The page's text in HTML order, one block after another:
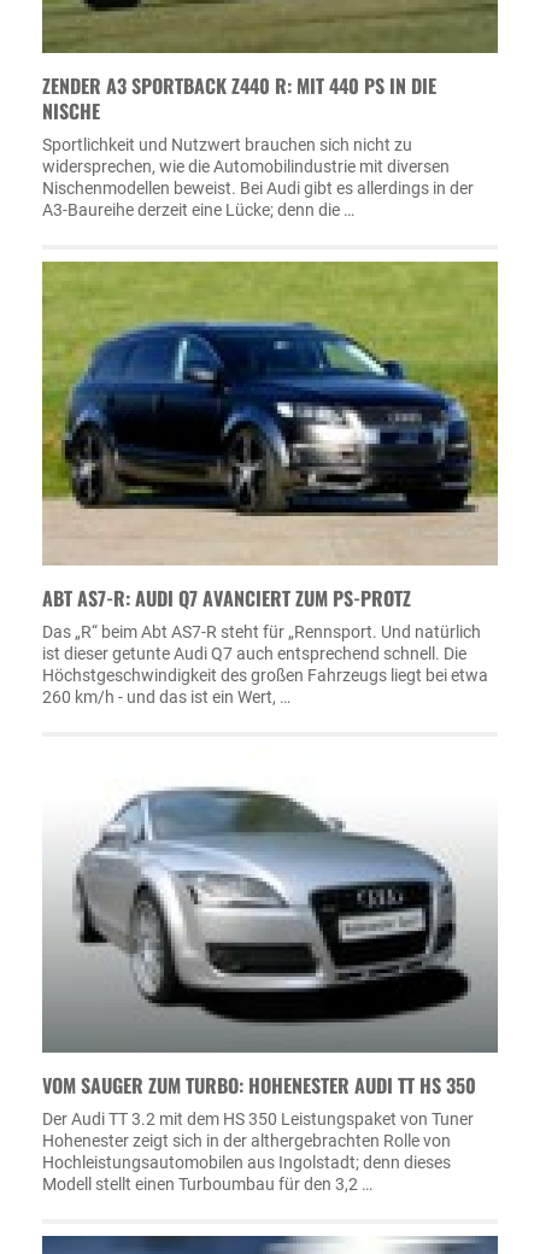
ZENDER A3 SPORTBACK Z440 R: MIT 440 PS IN DIE
NISCHE
Sportlichkeit und Nutzwert brauchen sich nicht zu
widersprechen, wie die Automobilindustrie mit diversen
Nischenmodellen beweist. Bei Audi gibt es allerdings in der
A3-Baureihe derzeit eine Lücke; denn die …
ABT AS7-R: AUDI Q7 AVANCIERT ZUM PS-PROTZ
Das „R“ beim Abt AS7-R steht für „Rennsport. Und natürlich
ist dieser getunte Audi Q7 auch entsprechend schnell. Die
Höchstgeschwindigkeit des großen Fahrzeugs liegt bei etwa
260 km/h - und das ist ein Wert, …
VOM SAUGER ZUM TURBO: HOHENESTER AUDI TT HS 350
Der Audi TT 3.2 mit dem HS 350 Leistungspaket von Tuner
Hohenester zeigt sich in der althergebrachten Rolle von
Hochleistungsautomobilen aus Ingolstadt; denn dieses
Modell stellt einen Turboumbau für den 3,2 …